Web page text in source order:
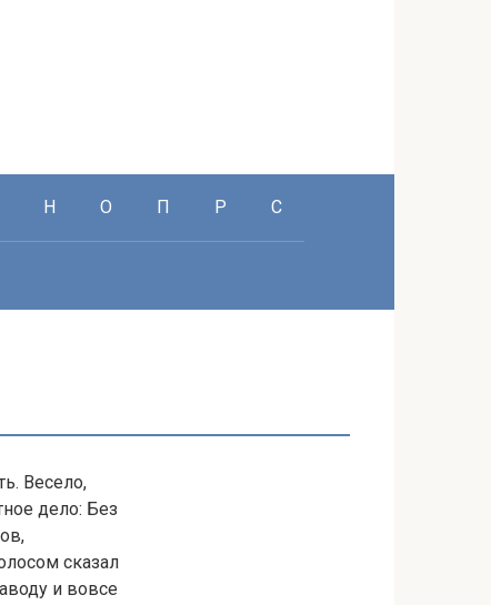
Н О П Р С
Весело,
дело: Без
сказал
и вовсе